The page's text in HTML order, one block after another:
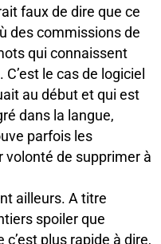
faux de dire que ce
des commissions de
qui connaissent
le cas de logiciel
au début et qui est
dans la langue,
parfois les
volonté de supprimer à
ailleurs. A titre
spoiler que
c’est plus rapide à dire,